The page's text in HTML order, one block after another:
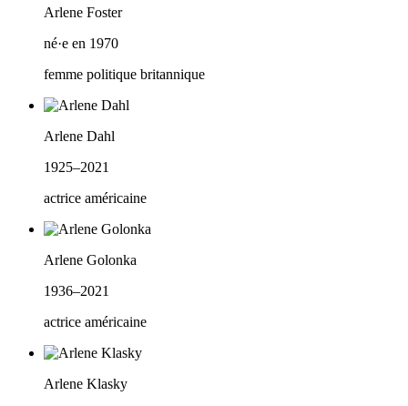
Arlene Foster
né·e en 1970
femme politique britannique
Arlene Dahl
1925–2021
actrice américaine
Arlene Golonka
1936–2021
actrice américaine
Arlene Klasky